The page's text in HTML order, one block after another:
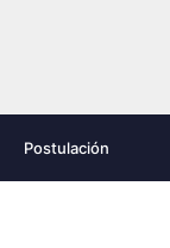
Postulación